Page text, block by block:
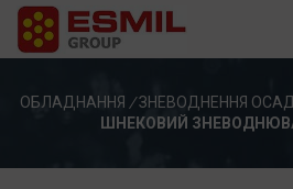
ОБЛАДНАННЯ /ЗНЕВОДНЕННЯ
ШНЕКОВИЙ